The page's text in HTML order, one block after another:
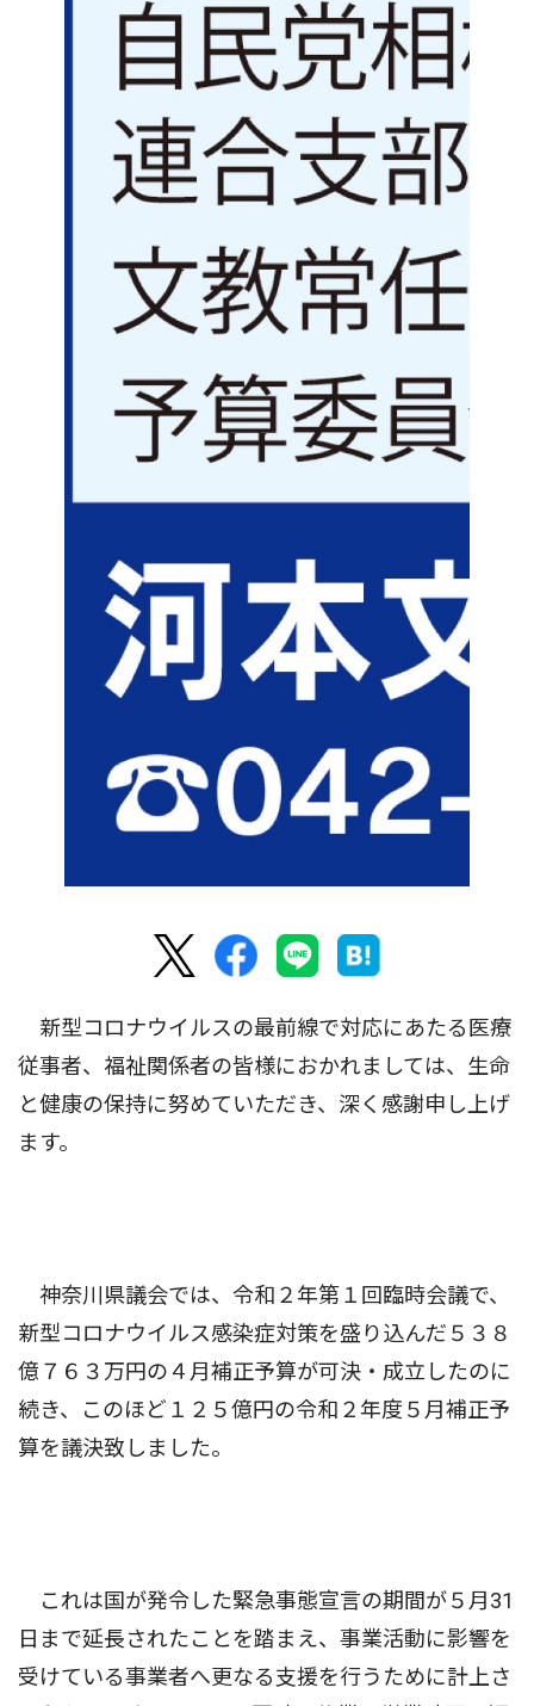
新型コロナウイルスの最前線で対応にあたる医療
従事者、福祉関係者の皆様におかれましては、生命
と健康の保持に努めていただき、深く感謝申し上げ
ます。
神奈川県議会では、令和２年第１回臨時会議で、
新型コロナウイルス感染症対策を盛り込んだ５３８
億７６３万円の４月補正予算が可決・成立したのに
続き、このほど１２５億円の令和２年度５月補正予
算を議決致しました。
これは国が発令した緊急事態宣言の期間が５月31
日まで延長されたことを踏まえ、事業活動に影響を
受けている事業者へ更なる支援を行うために計上さ